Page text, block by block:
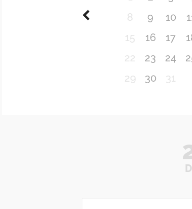
8
9 10
15
16 17
22
23 24
29
30 31